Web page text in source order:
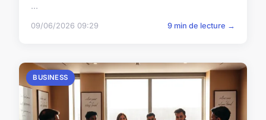
...
09/06/2026 09:29 9 min de lecture →
BUSINESS